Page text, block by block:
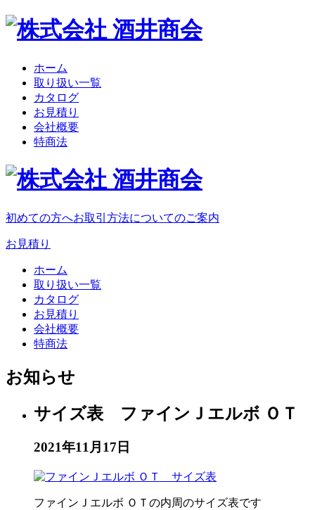
ホーム
取り扱い一覧
カタログ
お見積り
会社概要
特商法
初めての方へお取引方法についてのご案内
お見積り
ホーム
取り扱い一覧
カタログ
お見積り
会社概要
特商法
お知らせ
サイズ表 ファインＪエルボ ＯＴ
2021年11月17日
ファインＪエルボ ＯＴの内周のサイズ表です